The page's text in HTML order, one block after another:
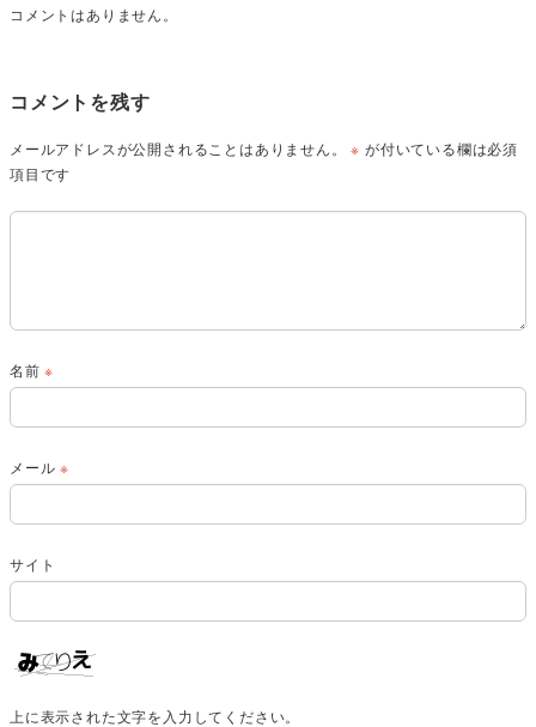
コメントはありません。
コメントを残す
メールアドレスが公開されることはありません。 ※ が付いている欄は必須
項目です
名前※
メール※
サイト
上に表示された文字を入力してください。